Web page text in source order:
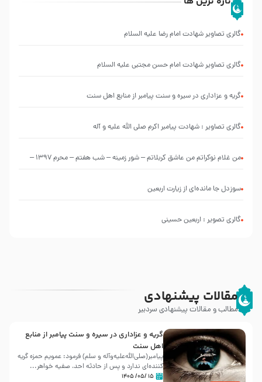
گالری تصاویر شهادت امام رضا علیه السلام
گالری تصاویر شهادت امام حسن مجتبی علیه السلام
گریه و عزاداری در سیره و سنت پیامبر از منابع اهل سنت
گالری تصاویر : شهادت پیامبر اکرم صلی الله علیه و آله
من غلام نوکراتم من عاشق کربلاتم – شور زمینه – شب هفتم – محرم 1397 –
سوزدل جا مانده‌ای از زیارت اربعین
گالری تصویر : اربعین حسینی
مقالات پیشنهادی
مطالب و مقالات پیشنهادی سردبیر
گریه و عزاداری در سیره و سنت پیامبر از منابع
اهل سنت
پیامبر(صلی‌الله‌علیه‌وآله و سلم) فرمود: عمویم حمزه گریه
کننده‌ای ندارد و پس از حادثه احد، صفیه خواهر...
۱۵ /۰۵/ ۱۴۰۵